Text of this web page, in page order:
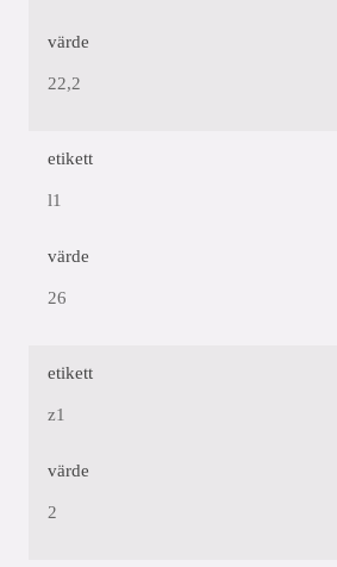
värde
22,2
etikett
l1
värde
26
etikett
z1
värde
2